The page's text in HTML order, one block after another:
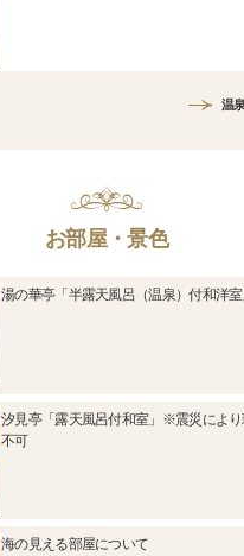
温
お部屋・景色
湯の華亭「半露天風呂（温泉）付和洋室
汐見亭「露天風呂付和室」※震災によ
不可
海の見える部屋について